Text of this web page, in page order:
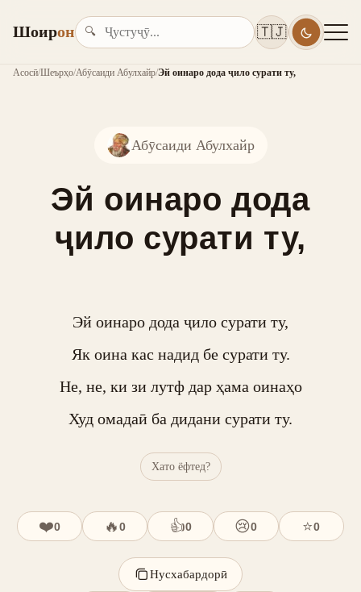
Шоирон 🔍 🇹🇯
Асосӣ/Шеърҳо/Абӯсаиди Абулхайр/Эй оинаро дода ҷило сурати ту,
Абӯсаиди Абулхайр
Эй оинаро дода
ҷило сурати ту,
Эй оинаро дода ҷило сурати ту,
Як оина кас надид бе сурати ту.
Не, не, ки зи лутф дар ҳама оинаҳо
Худ омадаӣ ба дидани сурати ту.
Хато ёфтед?
❤️0 🔥0 👍0 😢0 ⭐0
Нусхабардорӣ